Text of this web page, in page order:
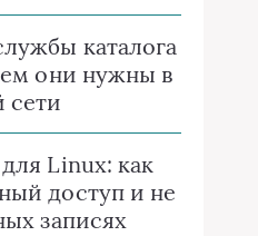
каталога
они нужны в
сети
Linux: как
доступ и не
записях